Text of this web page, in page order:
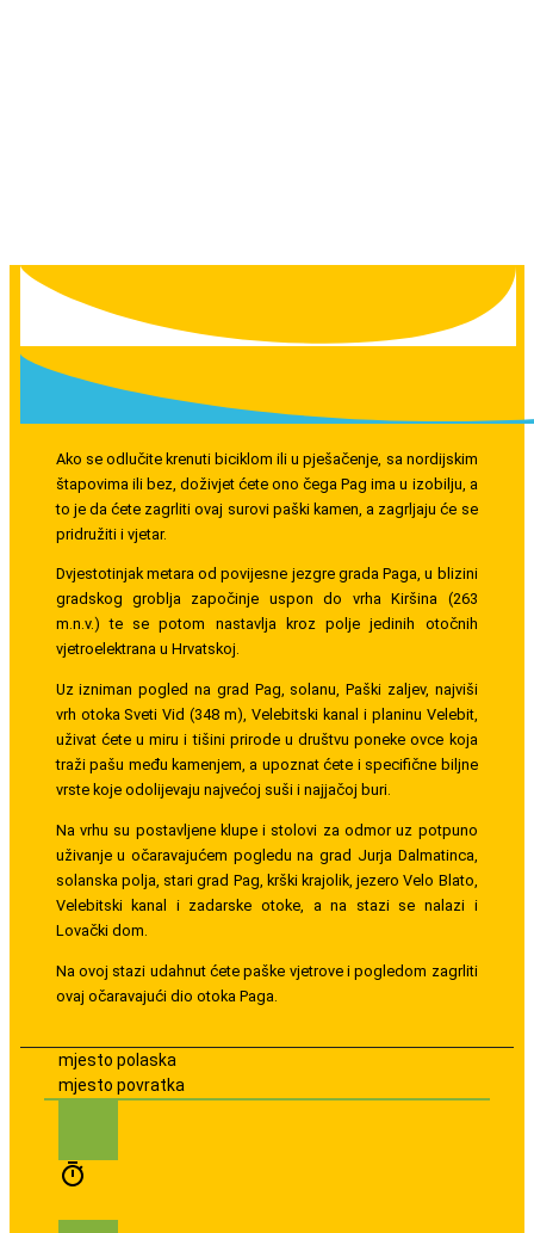
Ako se odlučite krenuti biciklom ili u pješačenje, sa nordijskim
štapovima ili bez, doživjet ćete ono čega Pag ima u izobilju, a
to je da ćete zagrliti ovaj surovi paški kamen, a zagrljaju će se
pridružiti i vjetar.
Dvjestotinjak metara od povijesne jezgre grada Paga, u blizini
gradskog groblja započinje uspon do vrha Kiršina (263
m.n.v.) te se potom nastavlja kroz polje jedinih otočnih
vjetroelektrana u Hrvatskoj.
Uz izniman pogled na grad Pag, solanu, Paški zaljev, najviši
vrh otoka Sveti Vid (348 m), Velebitski kanal i planinu Velebit,
uživat ćete u miru i tišini prirode u društvu poneke ovce koja
traži pašu među kamenjem, a upoznat ćete i specifične biljne
vrste koje odolijevaju najvećoj suši i najjačoj buri.
Na vrhu su postavljene klupe i stolovi za odmor uz potpuno
uživanje u očaravajućem pogledu na grad Jurja Dalmatinca,
solanska polja, stari grad Pag, krški krajolik, jezero Velo Blato,
Velebitski kanal i zadarske otoke, a na stazi se nalazi i
Lovački dom.
Na ovoj stazi udahnut ćete paške vjetrove i pogledom zagrliti
ovaj očaravajući dio otoka Paga.
mjesto polaska
mjesto povratka